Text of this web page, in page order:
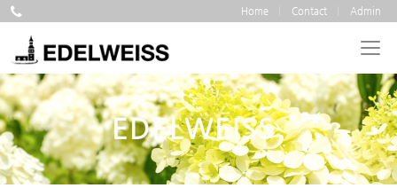
Home Contact Admin
EDELWEISS